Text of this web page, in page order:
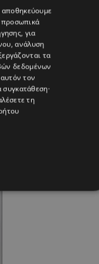
αποθηκεύουμε
προσωπικά
για
ανάλυση
τα
δεδομένων
τον
τη